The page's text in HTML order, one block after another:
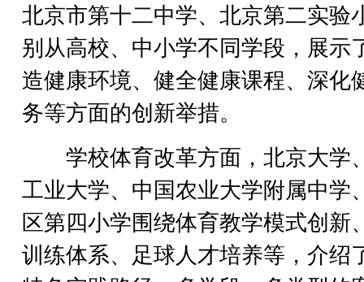
北京市第十二中学、北京第二实验
别从高校、中小学不同学段，展示
造健康环境、健全健康课程、深化
务等方面的创新举措。
学校体育改革方面，北京大学
工业大学、中国农业大学附属中学
区第四小学围绕体育教学模式创新
训练体系、足球人才培养等，介绍